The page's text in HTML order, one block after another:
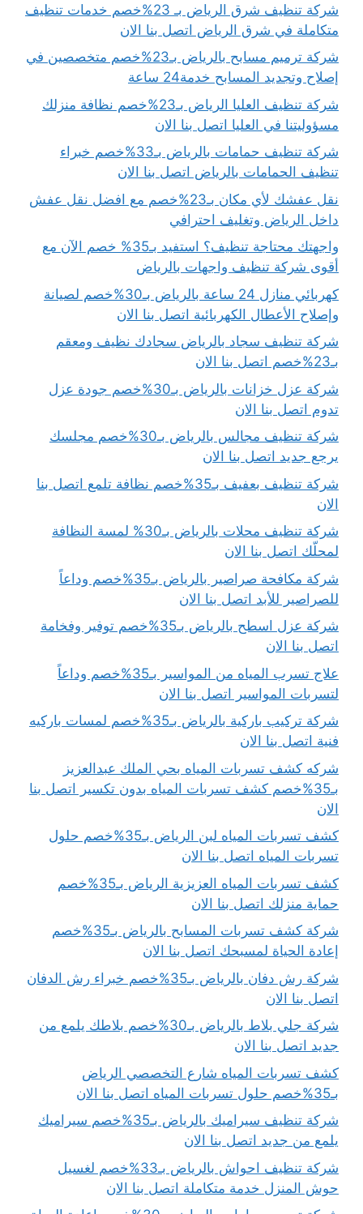
شركة تنظيف شرق الرياض بـ 23%خصم خدمات تنظيف
متكاملة في شرق الرياض اتصل بنا الان
شركة ترميم مسابح بالرياض بـ23%خصم متخصصين في
إصلاح وتجديد المسابح خدمة24 ساعة
شركة تنظيف العليا الرياض بـ23%خصم نظافة منزلك
مسؤوليتنا في العليا اتصل بنا الان
شركة تنظيف حمامات بالرياض بـ33%خصم خبراء
تنظيف الحمامات بالرياض اتصل بنا الان
نقل عفشك لأي مكان بـ23%خصم مع افضل نقل عفش
داخل الرياض وتغليف احترافي
واجهتك محتاجة تنظيف؟ استفيد بـ35% خصم الآن مع
أقوى شركة تنظيف واجهات بالرياض
كهربائي منازل 24 ساعة بالرياض بـ30%خصم لصيانة
وإصلاح الأعطال الكهربائية اتصل بنا الان
شركة تنظيف سجاد بالرياض سجادك نظيف ومعقم
بـ23%خصم اتصل بنا الان
شركة عزل خزانات بالرياض بـ30%خصم جودة عزل
تدوم اتصل بنا الان
شركة تنظيف مجالس بالرياض بـ30%خصم مجلسك
يرجع جديد اتصل بنا الان
شركة تنظيف بعفيف بـ35%خصم نظافة تلمع اتصل بنا
الان
شركة تنظيف محلات بالرياض بـ30% لمسة النظافة
لمحلّك اتصل بنا الان
شركة مكافحة صراصير بالرياض بـ35%خصم وداعاً
للصراصير للأبد اتصل بنا الان
شركة عزل اسطح بالرياض بـ35%خصم توفير وفخامة
اتصل بنا الان
علاج تسرب المياه من المواسير بـ35%خصم وداعاً
لتسربات المواسير اتصل بنا الان
شركة تركيب باركية بالرياض بـ35%خصم لمسات باركيه
فنية اتصل بنا الان
شركه كشف تسربات المياه بحي الملك عبدالعزيز
بـ35%خصم كشف تسربات المياه بدون تكسير اتصل بنا
الان
كشف تسربات المياه لبن الرياض بـ35%خصم حلول
تسربات المياه اتصل بنا الان
كشف تسربات المياه العزيزية الرياض بـ35%خصم
حماية منزلك اتصل بنا الان
شركة كشف تسربات المسابح بالرياض بـ35%خصم
إعادة الحياة لمسبحك اتصل بنا الان
شركة رش دفان بالرياض بـ35%خصم خبراء رش الدفان
اتصل بنا الان
شركة جلي بلاط بالرياض بـ30%خصم بلاطك يلمع من
جديد اتصل بنا الان
كشف تسربات المياه شارع التخصصي الرياض
بـ35%خصم حلول تسربات المياه اتصل بنا الان
شركة تنظيف سيراميك بالرياض بـ35%خصم سيراميك
يلمع من جديد اتصل بنا الان
شركة تنظيف احواش بالرياض بـ33%خصم لغسيل
حوش المنزل خدمة متكاملة اتصل بنا الان